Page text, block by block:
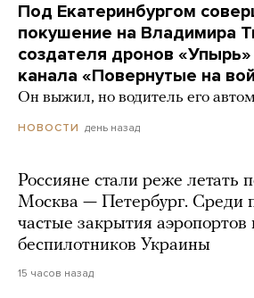
Под Екатеринбургом
покушение на Владимира
создателя дронов
канала «Повернутые на
Он выжил, но водитель его
НОВОСТИ день назад
Россияне стали реже летать
Москва — Петербург. Среди
частые закрытия аэропортов
беспилотников Украины
15 часов назад